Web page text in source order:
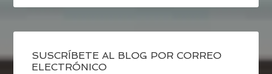
SUSCRÍBETE AL BLOG POR CORREO
ELECTRÓNICO